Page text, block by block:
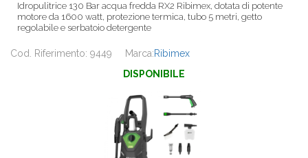
Idropulitrice 130 Bar acqua fredda RX2 Ribimex, dotata di potente
motore da 1600 watt, protezione termica, tubo 5 metri, getto
regolabile e serbatoio detergente
Cod. Riferimento: 9449 Marca:Ribimex
DISPONIBILE